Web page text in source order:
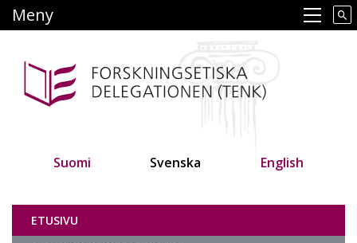
till
Main navigation
Meny
Suomi Svenska English
Tutkimuseettinen neuvottelukunta
ETUSIVU